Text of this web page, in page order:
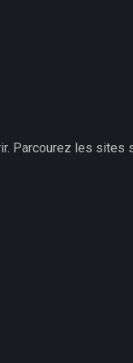
Parcourez les sites